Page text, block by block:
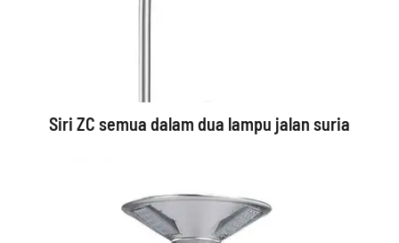
Siri ZC semua dalam dua lampu jalan suria